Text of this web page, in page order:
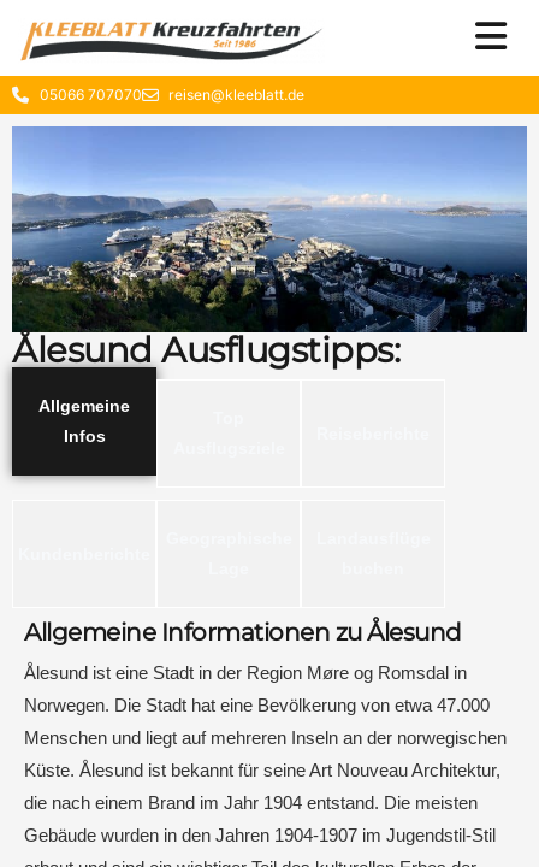
05066 707070 reisen@kleeblatt.de
Ålesund Ausflugstipps:
Allgemeine
Infos
Allgemeine Informationen zu Ålesund
Ålesund ist eine Stadt in der Region Møre og Romsdal in
Norwegen. Die Stadt hat eine Bevölkerung von etwa 47.000
Menschen und liegt auf mehreren Inseln an der norwegischen
Küste. Ålesund ist bekannt für seine Art Nouveau Architektur,
die nach einem Brand im Jahr 1904 entstand. Die meisten
Gebäude wurden in den Jahren 1904-1907 im Jugendstil-Stil